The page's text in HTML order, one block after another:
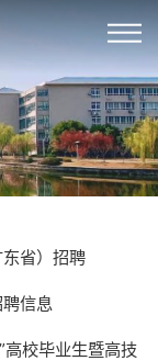
省）招聘
信息
高校毕业生暨高技